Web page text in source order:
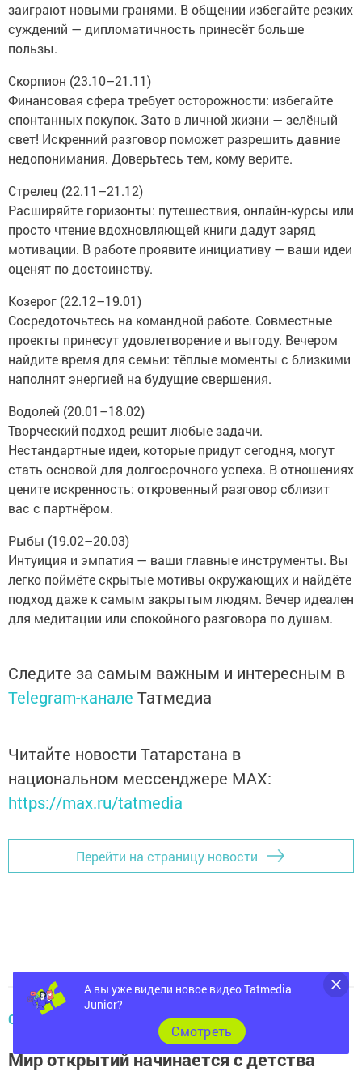
заиграют новыми гранями. В общении избегайте резких
суждений — дипломатичность принесёт больше
пользы.
Скорпион (23.10–21.11)
Финансовая сфера требует осторожности: избегайте
спонтанных покупок. Зато в личной жизни — зелёный
свет! Искренний разговор поможет разрешить давние
недопонимания. Доверьтесь тем, кому верите.
Стрелец (22.11–21.12)
Расширяйте горизонты: путешествия, онлайн‑курсы или
просто чтение вдохновляющей книги дадут заряд
мотивации. В работе проявите инициативу — ваши идеи
оценят по достоинству.
Козерог (22.12–19.01)
Сосредоточьтесь на командной работе. Совместные
проекты принесут удовлетворение и выгоду. Вечером
найдите время для семьи: тёплые моменты с близкими
наполнят энергией на будущие свершения.
Водолей (20.01–18.02)
Творческий подход решит любые задачи.
Нестандартные идеи, которые придут сегодня, могут
стать основой для долгосрочного успеха. В отношениях
цените искренность: откровенный разговор сблизит
вас с партнёром.
Рыбы (19.02–20.03)
Интуиция и эмпатия — ваши главные инструменты. Вы
легко поймёте скрытые мотивы окружающих и найдёте
подход даже к самым закрытым людям. Вечер идеален
для медитации или спокойного разговора по душам.
Следите за самым важным и интересным в
Telegram-канале Татмедиа
Читайте новости Татарстана в
национальном мессенджере MАХ:
https://max.ru/tatmedia
Перейти на страницу новости
ОБРАЗОВАНИЕ
Мир открытий начинается с детства
А вы уже видели новое видео Tatmedia
Junior?
Cмотреть